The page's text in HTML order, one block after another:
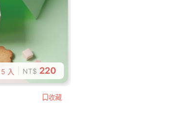
5 入 NT$ 220
收藏